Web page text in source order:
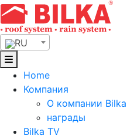
Skip
to
content
RU
Home
Компания
О компании Bilka
награды
Bilka TV